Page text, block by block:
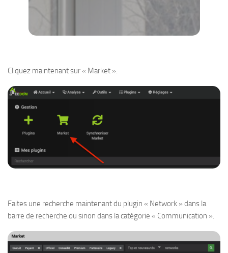
Cliquez maintenant sur « Market ».
Faites une recherche maintenant du plugin « Network » dans la
barre de recherche ou sinon dans la catégorie « Communication ».